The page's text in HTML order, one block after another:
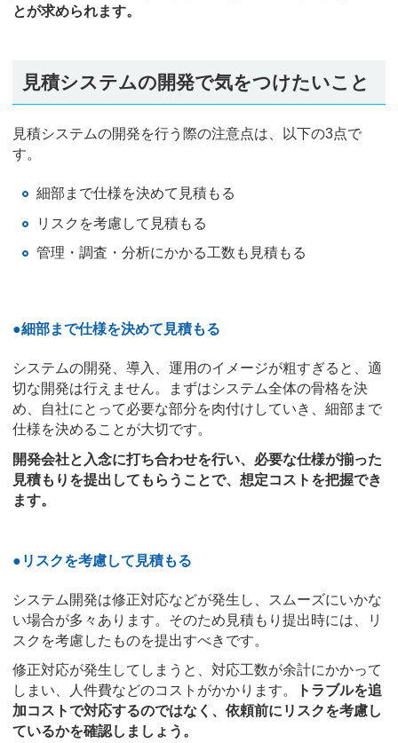
とが求められます。
見積システムの開発で気をつけたいこと
見積システムの開発を行う際の注意点は、以下の3点で
す。
細部まで仕様を決めて見積もる
リスクを考慮して見積もる
管理・調査・分析にかかる工数も見積もる
●細部まで仕様を決めて見積もる
システムの開発、導入、運用のイメージが粗すぎると、適
切な開発は行えません。まずはシステム全体の骨格を決
め、自社にとって必要な部分を肉付けしていき、細部まで
仕様を決めることが大切です。
開発会社と入念に打ち合わせを行い、必要な仕様が揃った
見積もりを提出してもらうことで、想定コストを把握でき
ます。
●リスクを考慮して見積もる
システム開発は修正対応などが発生し、スムーズにいかな
い場合が多々あります。そのため見積もり提出時には、リ
スクを考慮したものを提出すべきです。
修正対応が発生してしまうと、対応工数が余計にかかって
しまい、人件費などのコストがかかります。
トラブルを追
加コストで対応するのではなく、依頼前にリスクを考慮し
ているかを確認しましょう。